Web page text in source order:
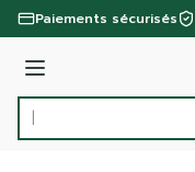
Aller au contenu
Paiements sécurisés
Menu
Rechercher